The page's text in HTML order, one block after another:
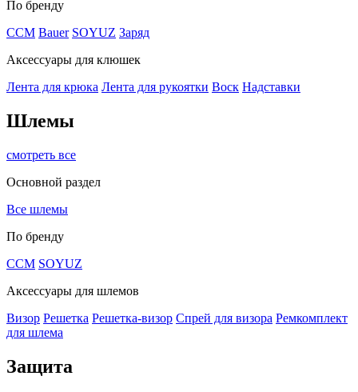
По бренду
CCM Bauer SOYUZ Заряд
Аксессуары для клюшек
Лента для крюка Лента для рукоятки Воск Надставки
Шлемы
смотреть все
Основной раздел
Все шлемы
По бренду
CCM SOYUZ
Аксессуары для шлемов
Визор Решетка Решетка-визор Спрей для визора Ремкомплект
для шлема
Защита